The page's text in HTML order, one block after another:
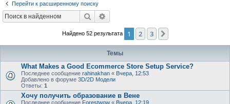
Перейти к расширенному поиску
Поиск
Найдено 52 результата 1 2 3
Темы
What Makes a Good Ecommerce Store Setup Service?
Последнее сообщение rahinakhan « Вчера, 12:53
Добавлено в форуме 3D/2D Модели
Ответы: 1
Хочу получить образование в Вене
Последнее сообщение Forestwow « Вчера, 12:19